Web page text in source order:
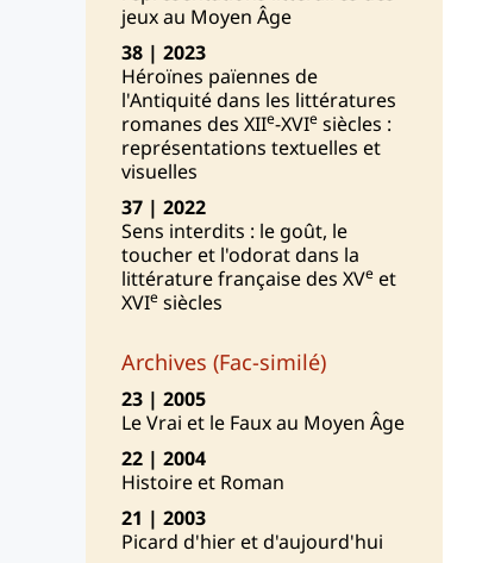
jeux au Moyen Âge
38 | 2023
Héroïnes païennes de
l'Antiquité dans les littératures
romanes des XIIe-XVIe siècles :
représentations textuelles et
visuelles
37 | 2022
Sens interdits : le goût, le
toucher et l'odorat dans la
littérature française des XVe et
XVIe siècles
Archives (Fac-similé)
23 | 2005
Le Vrai et le Faux au Moyen Âge
22 | 2004
Histoire et Roman
21 | 2003
Picard d'hier et d'aujourd'hui